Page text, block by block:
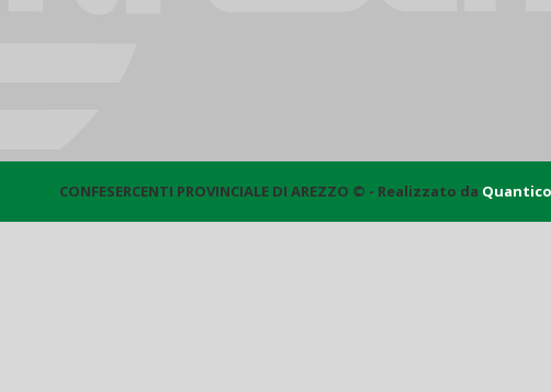
CONFESERCENTI PROVINCIALE DI AREZZO © - Realizzato da Quantico